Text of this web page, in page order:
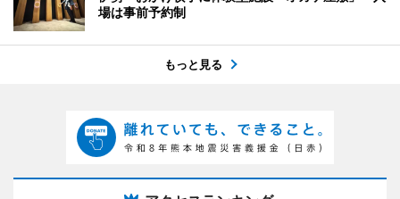
場は事前予約制
もっと見る